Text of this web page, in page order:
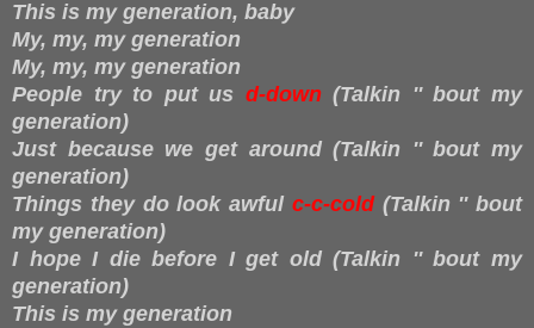
This is my generation, baby
My, my, my generation
My, my, my generation
People try to put us d-down(Talkin '' bout my
generation)
Just because we get around (Talkin '' bout my
generation)
Things they do look awful c-c-cold(Talkin '' bout
my generation)
I hope I die before I get old (Talkin '' bout my
generation)
This is my generation